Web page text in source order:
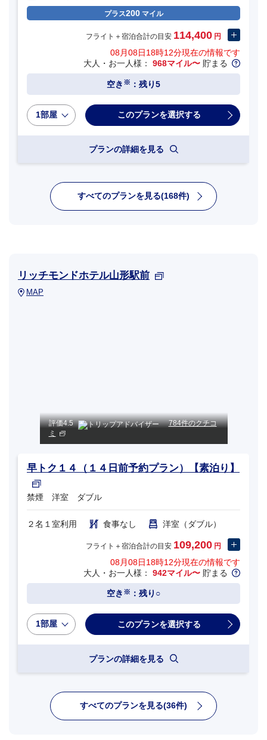
プラス200マイル
フライト＋宿泊合計の目安 114,400 円
08月08日18時12分現在の情報です
大人・お一人様： 968マイル〜 貯まる
空き ※ ：残り5
1部屋
プランの詳細を見る
すべてのプランを見る(168件)
リッチモンドホテル山形駅前
MAP
評価4.5
784件のクチコ
ミ
早トク１４（１４日前予約プラン）【素泊り】
禁煙 洋室 ダブル
２名１室利用 食事なし 洋室（ダブル）
フライト＋宿泊合計の目安 109,200 円
08月08日18時12分現在の情報です
大人・お一人様： 942マイル〜 貯まる
空き ※ ：残り○
1部屋
プランの詳細を見る
すべてのプランを見る(36件)